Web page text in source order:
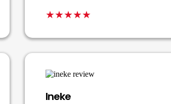
★★★★★
Ineke